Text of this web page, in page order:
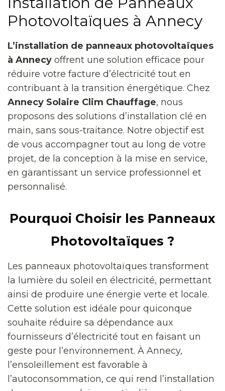
Photovoltaïques à Annecy
L’installation de panneaux photovoltaïques
à Annecy offrent une solution efficace pour
réduire votre facture d’électricité tout en
contribuant à la transition énergétique. Chez
Annecy Solaire Clim Chauffage, nous
proposons des solutions d’installation clé en
main, sans sous-traitance. Notre objectif est
de vous accompagner tout au long de votre
projet, de la conception à la mise en service,
en garantissant un service professionnel et
personnalisé.
Pourquoi Choisir les Panneaux
Photovoltaïques ?
Les panneaux photovoltaïques transforment
la lumière du soleil en électricité, permettant
ainsi de produire une énergie verte et locale.
Cette solution est idéale pour quiconque
souhaite réduire sa dépendance aux
fournisseurs d’électricité tout en faisant un
geste pour l’environnement. À Annecy,
l’ensoleillement est favorable à
l’autoconsommation, ce qui rend l’installation